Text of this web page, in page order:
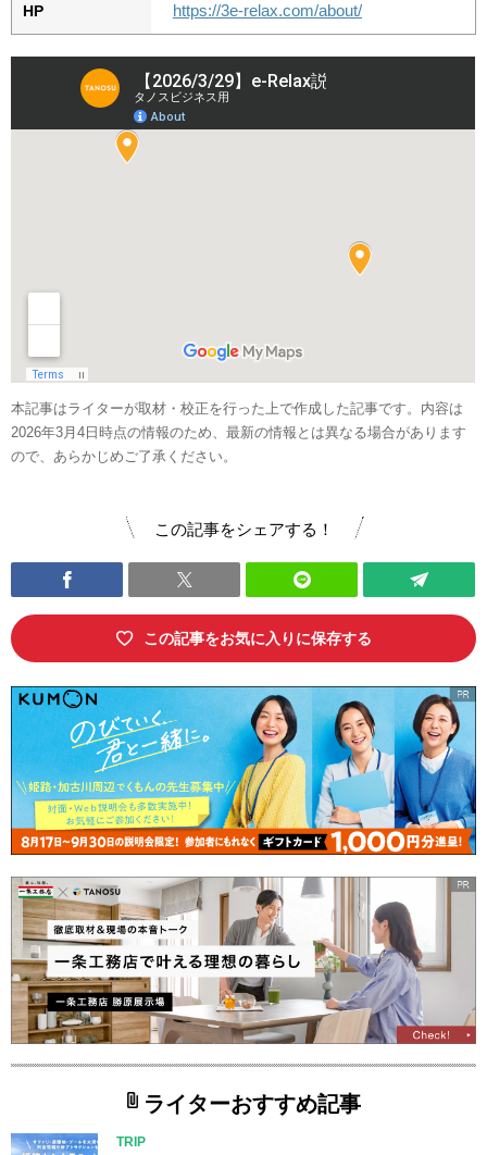
HP https://3e-relax.com/about/
本記事はライターが取材・校正を行った上で作成した記事です。内容は
2026年3月4日時点の情報のため、最新の情報とは異なる場合があります
ので、あらかじめご了承ください。
この記事をシェアする！
この記事をお気に入りに保存する
ライターおすすめ記事
TRIP